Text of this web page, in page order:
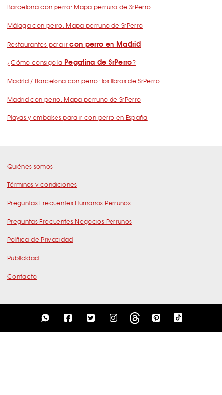
Barcelona con perro: Mapa perruno de SrPerro
Málaga con perro: Mapa perruno de SrPerro
Restaurantes para ircon perro en Madrid
¿Cómo consigo la Pegatina de SrPerro?
Madrid / Barcelona con perro: los libros de SrPerro
Madrid con perro: Mapa perruno de SrPerro
Playas y embalses para ir con perro en España
Quiénes somos
Términos y condiciones
Preguntas Frecuentes Humanos Perrunos
Preguntas Frecuentes Negocios Perrunos
Política de Privacidad
Publicidad
Contacto